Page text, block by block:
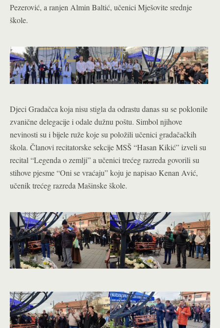
Pezerović, a ranjen Almin Baltić, učenici Mješovite srednje
škole.
Djeci Gradačca koja nisu stigla da odrastu danas su se poklonile
zvanične delegacije i odale dužnu poštu. Simbol njihove
nevinosti su i bijele ruže koje su položili učenici gradačačkih
škola. Članovi recitatorske sekcije MSŠ “Hasan Kikić” izveli su
recital “Legenda o zemlji” a učenici trećeg razreda govorili su
stihove pjesme “Oni se vraćaju” koju je napisao Kenan Avić,
učenik trećeg razreda Mašinske škole.